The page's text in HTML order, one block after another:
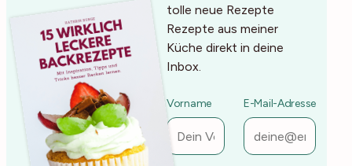
tolle neue Rezepte
Rezepte aus meiner
Küche direkt in deine
Inbox.
Vorname E-Mail-Adresse